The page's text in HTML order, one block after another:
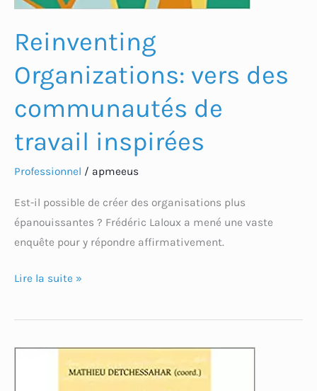
Reinventing
Organizations: vers des
communautés de
travail inspirées
Professionnel / apmeeus
Est-il possible de créer des organisations plus
épanouissantes ? Frédéric Laloux a mené une vaste
enquête pour y répondre affirmativement.
Lire la suite »